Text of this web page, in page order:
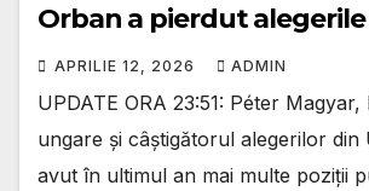
Orban a pierdut alegerile
ani/ Liderul TISZA, Peter
Maghiarii au scris din
Premierul Ungariei, Viktor
recunoaște înfrângerea
APRILIE 12, 2026 ADMIN
UPDATE ORA 23:51: Péter
ungare și câștigătorul alegerilor din
avut în ultimul an mai multe poziții